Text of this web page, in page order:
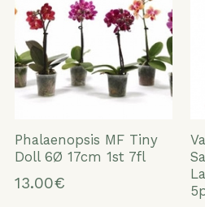
Phalaenopsis MF Tiny
Doll 6Ø 17cm 1st 7fl
13.00€